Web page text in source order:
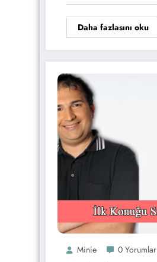
Daha fazlasını oku
Minie 0 Yorumlar